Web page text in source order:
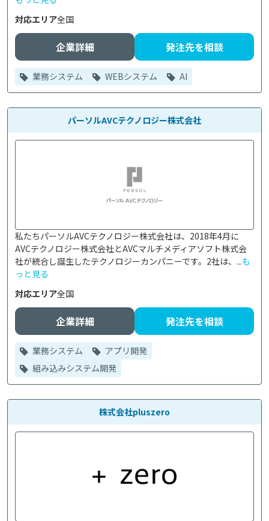
対応エリア全国
企業詳細 発注先を相談
業務システム WEBシステム AI
パーソルAVCテクノロジー株式会社
私たちパーソルAVCテクノロジー株式会社は、2018年4月に
AVCテクノロジー株式会社とAVCマルチメディアソフト株式会
社が統合し誕生したテクノロジーカンパニーです。2社は、...も
っと見る
対応エリア全国
企業詳細 発注先を相談
業務システム
アプリ開発
組み込みシステム開発
株式会社pluszero